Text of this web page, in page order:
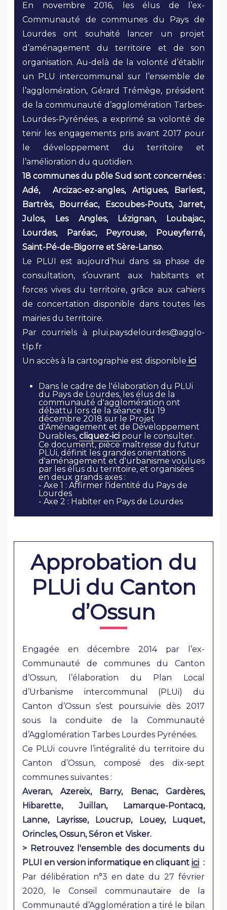
En novembre 2016, les élus de l’ex-
Communauté de communes du Pays de
Lourdes ont souhaité lancer un projet
d’aménagement du territoire et de son
organisation. Au-delà de la volonté d’établir
un PLU intercommunal sur l’ensemble de
l’agglomération, Gérard Trémège, président
de la communauté d’agglomération Tarbes-
Lourdes-Pyrénées, a exprimé sa volonté de
tenir les engagements pris avant 2017 pour
le développement du territoire et
l’amélioration du quotidien.
18 communes du pôle Sud sont concernées :
Adé, Arcizac-ez-angles, Artigues, Barlest,
Bartrès, Bourréac, Escoubes-Pouts, Jarret,
Julos, Les Angles, Lézignan, Loubajac,
Lourdes, Paréac, Peyrouse, Poueyferré,
Saint-Pé-de-Bigorre et Sère-Lanso.
Le PLUI est aujourd’hui dans sa phase de
consultation, s’ouvrant aux habitants et
forces vives du territoire, grâce aux cahiers
de concertation disponible dans toutes les
mairies du territoire.
Par courriels à plui.paysdelourdes@agglo-
tlp.fr
Un accès à la cartographie est disponible ici
Dans le cadre de l'élaboration du PLUi
du Pays de Lourdes, les élus de la
communauté d'agglomération ont
débattu lors de la séance du 19
décembre 2018 sur le Projet
d'Aménagement et de Développement
Durables, cliquez-ici pour le consulter.
Ce document, pièce maîtresse du futur
PLUi, définit les grandes orientations
d'aménagement et d'urbanisme voulues
par les élus du territoire, et organisées
en deux grands axes :
- Axe 1 : Affirmer l'identité du Pays de
Lourdes
- Axe 2 : Habiter en Pays de Lourdes
Approbation du
PLUi du Canton
d’Ossun
Engagée en décembre 2014 par l’ex-
Communauté de communes du Canton
d’Ossun, l’élaboration du Plan Local
d’Urbanisme intercommunal (PLUi) du
Canton d’Ossun s’est poursuivie dès 2017
sous la conduite de la Communauté
d’Agglomération Tarbes Lourdes Pyrénées.
Ce PLUi couvre l’intégralité du territoire du
Canton d’Ossun, composé des dix-sept
communes suivantes :
Averan, Azereix, Barry, Benac, Gardères,
Hibarette, Juillan, Lamarque-Pontacq,
Lanne, Layrisse, Loucrup, Louey, Luquet,
Orincles, Ossun, Séron et Visker.
> Retrouvez l'ensemble des documents du
PLUI en version informatique en cliquant ici :
Par délibération n°3 en date du 27 février
2020, le Conseil communautaire de la
Communauté d’Agglomération a tiré le bilan